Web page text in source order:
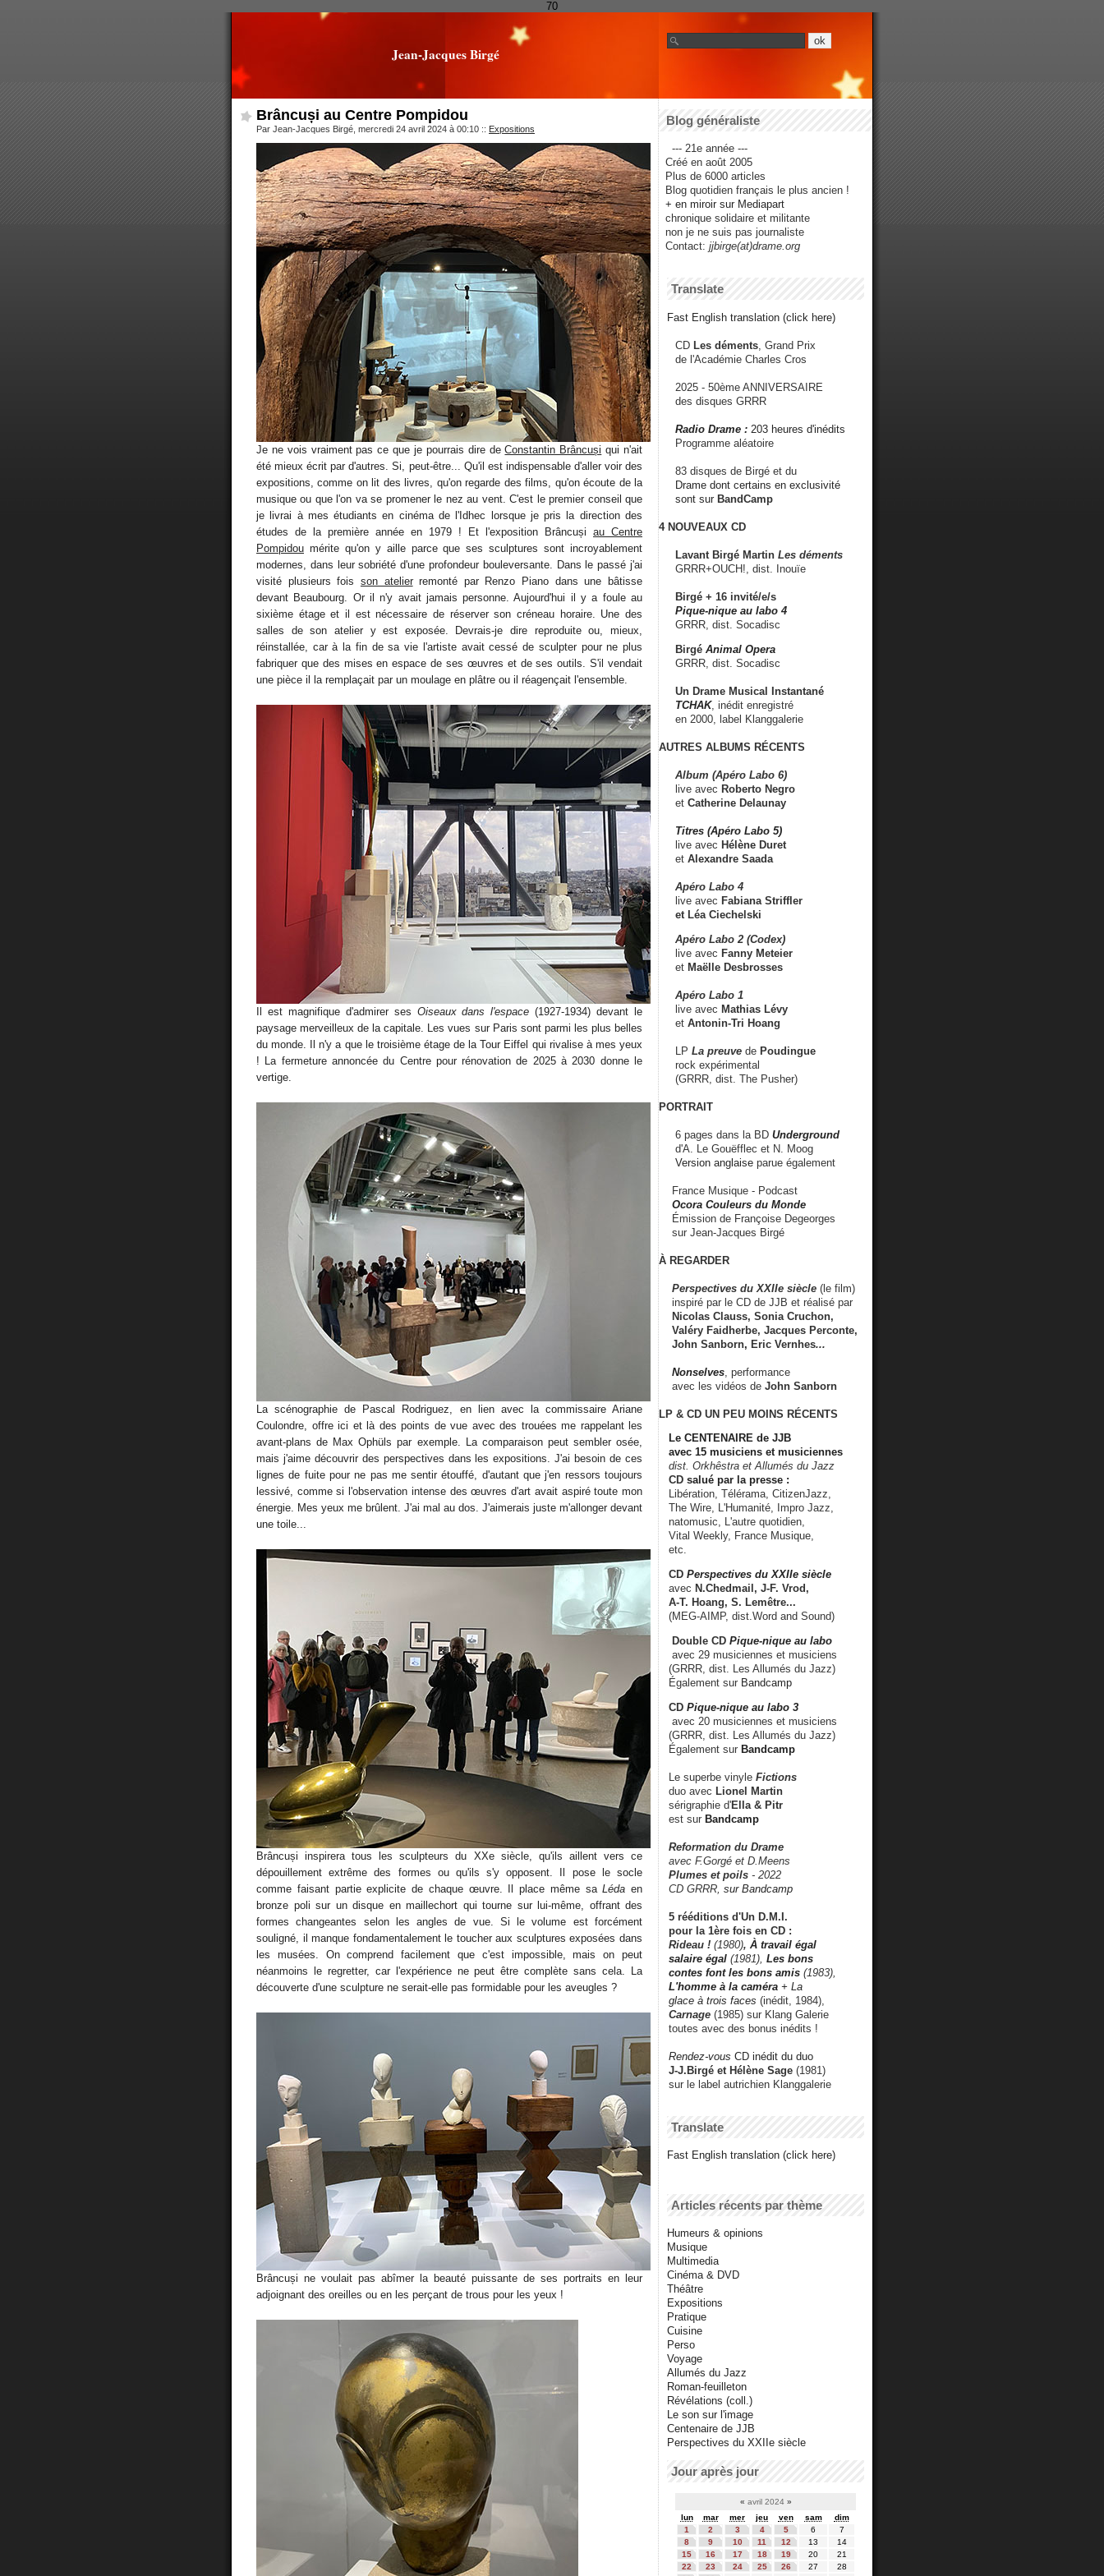
70
Jean-Jacques Birgé
Brâncuși au Centre Pompidou
Par Jean-Jacques Birgé, mercredi 24 avril 2024 à 00:10 :: Expositions
Je ne vois vraiment pas ce que je pourrais dire deConstantin Brâncuși qui n'ait
été mieux écrit par d'autres. Si, peut-être... Qu'il est indispensable d'aller voir des
expositions, comme on lit des livres, qu'on regarde des films, qu'on écoute de la
musique ou que l'on va se promener le nez au vent. C'est le premier conseil que
je livrai à mes étudiants en cinéma de l'Idhec lorsque je pris la direction des
études de la première année en 1979 ! Et l'exposition Brâncuși au Centre
Pompidou mérite qu'on y aille parce que ses sculptures sont incroyablement
modernes, dans leur sobriété d'une profondeur bouleversante. Dans le passé j'ai
visité plusieurs fois son atelierremonté par Renzo Piano dans une bâtisse
devant Beaubourg. Or il n'y avait jamais personne. Aujourd'hui il y a foule au
sixième étage et il est nécessaire de réserver son créneau horaire. Une des
salles de son atelier y est exposée. Devrais-je dire reproduite ou, mieux,
réinstallée, car à la fin de sa vie l'artiste avait cessé de sculpter pour ne plus
fabriquer que des mises en espace de ses œuvres et de ses outils. S'il vendait
une pièce il la remplaçait par un moulage en plâtre ou il réagençait l'ensemble.
Il est magnifique d'admirer ses Oiseaux dans l'espace (1927-1934) devant le
paysage merveilleux de la capitale. Les vues sur Paris sont parmi les plus belles
du monde. Il n'y a que le troisième étage de la Tour Eiffel qui rivalise à mes yeux
! La fermeture annoncée du Centre pour rénovation de 2025 à 2030 donne le
vertige.
La scénographie de Pascal Rodriguez, en lien avec la commissaire Ariane
Coulondre, offre ici et là des points de vue avec des trouées me rappelant les
avant-plans de Max Ophüls par exemple. La comparaison peut sembler osée,
mais j'aime découvrir des perspectives dans les expositions. J'ai besoin de ces
lignes de fuite pour ne pas me sentir étouffé, d'autant que j'en ressors toujours
lessivé, comme si l'observation intense des œuvres d'art avait aspiré toute mon
énergie. Mes yeux me brûlent. J'ai mal au dos. J'aimerais juste m'allonger devant
une toile...
Brâncuși inspirera tous les sculpteurs du XXe siècle, qu'ils aillent vers ce
dépouillement extrême des formes ou qu'ils s'y opposent. Il pose le socle
comme faisant partie explicite de chaque œuvre. Il place même saLéda en
bronze poli sur un disque en maillechort qui tourne sur lui-même, offrant des
formes changeantes selon les angles de vue. Si le volume est forcément
souligné, il manque fondamentalement le toucher aux sculptures exposées dans
les musées. On comprend facilement que c'est impossible, mais on peut
néanmoins le regretter, car l'expérience ne peut être complète sans cela. La
découverte d'une sculpture ne serait-elle pas formidable pour les aveugles ?
Brâncuși ne voulait pas abîmer la beauté puissante de ses portraits en leur
adjoignant des oreilles ou en les perçant de trous pour les yeux !
Blog généraliste
--- 21e année ---
Créé en août 2005
Plus de 6000 articles
Blog quotidien français le plus ancien !
+ en miroir sur Mediapart
chronique solidaire et militante
non je ne suis pas journaliste
Contact: jjbirge(at)drame.org
Translate
Fast English translation (click here)
CD Les déments , Grand Prix
de l'Académie Charles Cros
2025 - 50ème ANNIVERSAIRE
des disques GRRR
Radio Drame : 203 heures d'inédits
Programme aléatoire
83 disques de Birgé et du
Drame dont certains en exclusivité
sont sur BandCamp
4 NOUVEAUX CD
Lavant Birgé Martin Les déments
GRRR+OUCH!, dist. Inouïe
Birgé + 16 invité/e/s
Pique-nique au labo 4
GRRR, dist. Socadisc
Birgé Animal Opera
GRRR, dist. Socadisc
Un Drame Musical Instantané
TCHAK, inédit enregistré
en 2000, label Klanggalerie
AUTRES ALBUMS RÉCENTS
Album (Apéro Labo 6)
live avec Roberto Negro
et Catherine Delaunay
Titres (Apéro Labo 5)
live avec Hélène Duret
et Alexandre Saada
Apéro Labo 4
live avec Fabiana Striffler
et Léa Ciechelski
Apéro Labo 2 (Codex)
live avec Fanny Meteier
et Maëlle Desbrosses
Apéro Labo 1
live avec Mathias Lévy
et Antonin-Tri Hoang
LP La preuve de Poudingue
rock expérimental
(GRRR, dist. The Pusher)
PORTRAIT
6 pages dans la BD Underground
d'A. Le Gouëfflec et N. Moog
Version anglaise parue également
France Musique - Podcast
Ocora Couleurs du Monde
Émission de Françoise Degeorges
sur Jean-Jacques Birgé
À REGARDER
Perspectives du XXIIe siècle (le film)
inspiré par le CD de JJB et réalisé par
Nicolas Clauss, Sonia Cruchon,
Valéry Faidherbe, Jacques Perconte,
John Sanborn, Eric Vernhes...
Nonselves , performance
avec les vidéos de John Sanborn
LP & CD UN PEU MOINS RÉCENTS
Le CENTENAIRE de JJB
avec 15 musiciens et musiciennes
dist. Orkhêstra et Allumés du Jazz
CD salué par la presse :
Libération, Télérama, CitizenJazz,
The Wire, L'Humanité, Impro Jazz,
natomusic, L'autre quotidien,
Vital Weekly, France Musique,
etc.
CD Perspectives du XXIIe siècle
avec N.Chedmail, J-F. Vrod,
A-T. Hoang, S. Lemêtre...
(MEG-AIMP, dist.Word and Sound)
Double CD Pique-nique au labo
avec 29 musiciennes et musiciens
(GRRR, dist. Les Allumés du Jazz)
Également sur Bandcamp
CD Pique-nique au labo 3
avec 20 musiciennes et musiciens
(GRRR, dist. Les Allumés du Jazz)
Également sur Bandcamp
Le superbe vinyle Fictions
duo avec Lionel Martin
sérigraphie d'Ella & Pitr
est sur Bandcamp
Reformation du Drame
avec F.Gorgé et D.Meens
Plumes et poils - 2022
CD GRRR, sur Bandcamp
5 rééditions d'Un D.M.I.
pour la 1ère fois en CD :
Rideau ! (1980), À travail égal
salaire égal (1981), Les bons
contes font les bons amis (1983),
L'homme à la caméra + La
glace à trois faces (inédit, 1984),
Carnage (1985) sur Klang Galerie
toutes avec des bonus inédits !
Rendez-vous CD inédit du duo
J-J.Birgé et Hélène Sage (1981)
sur le label autrichien Klanggalerie
Translate
Fast English translation (click here)
Articles récents par thème
Humeurs & opinions
Musique
Multimedia
Cinéma & DVD
Théâtre
Expositions
Pratique
Cuisine
Perso
Voyage
Allumés du Jazz
Roman-feuilleton
Révélations (coll.)
Le son sur l'image
Centenaire de JJB
Perspectives du XXIIe siècle
Jour après jour
« avril 2024 »
lun
mar mer jeu ven sam
dim
1
2 3 4 5 6
7
8
9 10 11 12 13
14
15
16 17 18 19 20
21
22
23 24 25 26 27
28